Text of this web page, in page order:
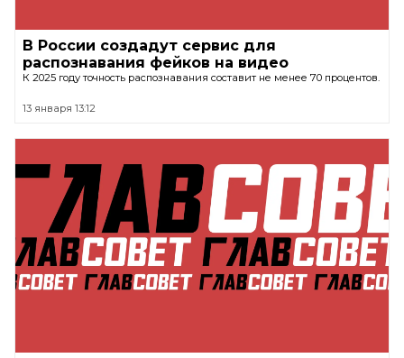
В России создадут сервис для
распознавания фейков на видео
К 2025 году точность распознавания составит не менее 70 процентов.
13 января 13:12